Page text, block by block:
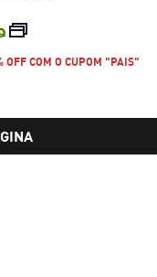
OFF COM O CUPOM "PAIS"